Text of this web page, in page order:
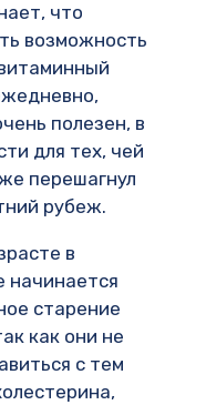
что
возможность
полезен, в
для тех, чей
перешагнул
рубеж.
в
начинается
старение
как они не
с тем